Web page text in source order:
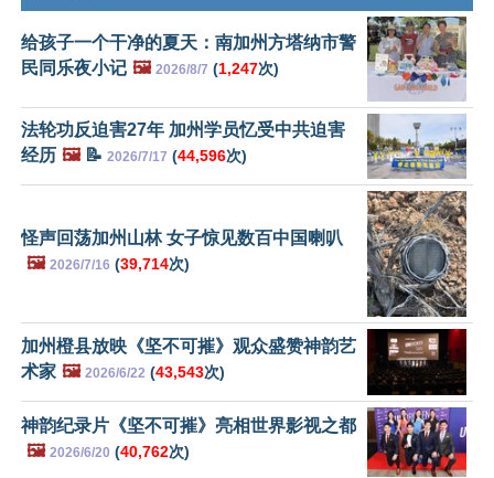
给孩子一个干净的夏天：南加州方塔纳市警
民同乐夜小记 🖼️ 2026/8/7 (1,247次)
法轮功反迫害27年 加州学员忆受中共迫害
经历 🖼️📝 2026/7/17 (44,596次)
怪声回荡加州山林 女子惊见数百中国喇叭
🖼️ 2026/7/16 (39,714次)
加州橙县放映《坚不可摧》观众盛赞神韵艺
术家 🖼️ 2026/6/22 (43,543次)
神韵纪录片《坚不可摧》亮相世界影视之都
🖼️ 2026/6/20 (40,762次)